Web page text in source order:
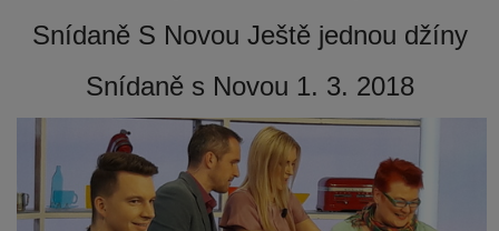
Snídaně S Novou Ještě jednou džíny
Snídaně s Novou 1. 3. 2018